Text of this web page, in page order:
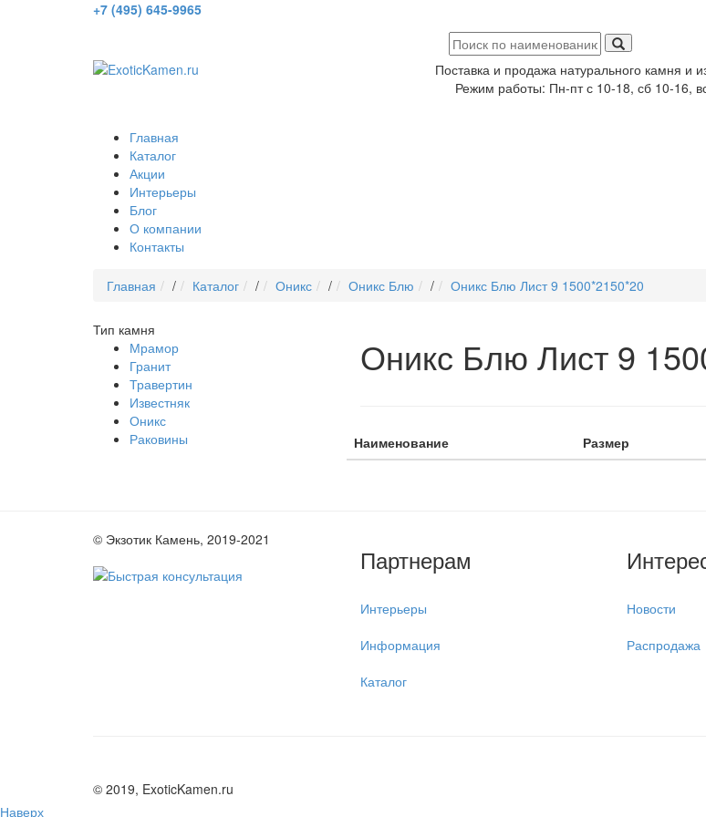
+7 (495) 645-9965
Поставка и продажа натурального камня и
Режим работы: Пн-пт с 10-18, сб 10-16,
Главная
Каталог
Акции
Интерьеры
Блог
О компании
Контакты
Главная / Каталог / Оникс / Оникс Блю / Оникс Блю Лист 9 1500*2150*20
Тип камня
Мрамор
Гранит
Травертин
Известняк
Оникс
Раковины
Оникс Блю Лист 9
Наименование Размер
© Экзотик Камень, 2019-2021
Партнерам
Интерьеры
Информация
Каталог
Новости
Распродажа
© 2019, ExoticKamen.ru
Наверх